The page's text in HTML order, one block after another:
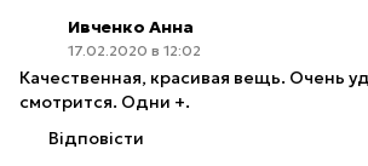
Ивченко Анна
17.02.2020 в 12:02
Качественная, красивая вещь. Очень
смотрится. Одни +.
Відповісти